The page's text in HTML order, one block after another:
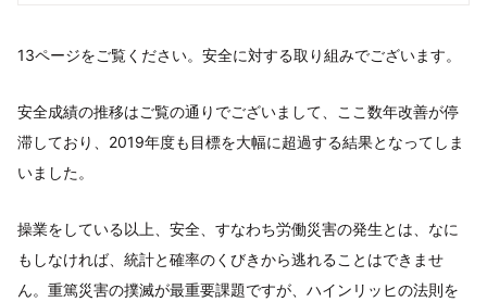
13ページをご覧ください。安全に対する取り組みでございます。
安全成績の推移はご覧の通りでございまして、ここ数年改善が停
滞しており、2019年度も目標を大幅に超過する結果となってしま
いました。
操業をしている以上、安全、すなわち労働災害の発生とは、なに
もしなければ、統計と確率のくびきから逃れることはできませ
ん。重篤災害の撲滅が最重要課題ですが、ハインリッヒの法則を